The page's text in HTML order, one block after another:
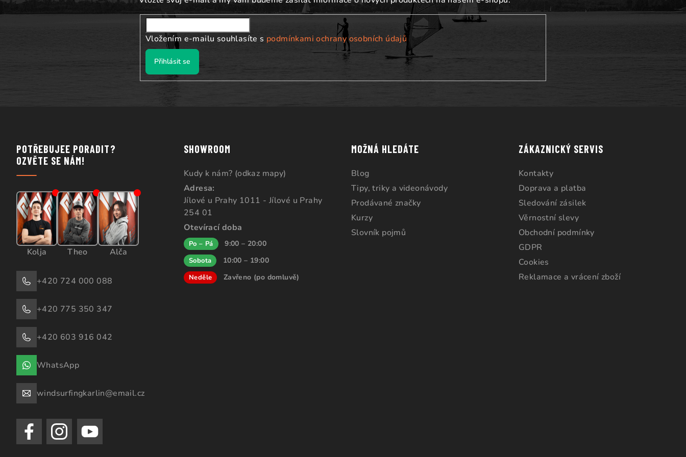
s
u
í
Vložením e-mailu souhlasíte s podmínkami ochrany osobních údajů
Přihlásit se
POTŘEBUJEE PORADIT?
OZVĚTE SE NÁM!
Kolja Theo Alča
+420 724 000 088
+420 775 350 347
+420 603 916 042
WhatsApp
windsurfingkarlin@email.cz
SHOWROOM
Kudy k nám? (odkaz mapy)
Adresa:
Jílové u Prahy 1011 - Jílové u Prahy
254 01
Otevírací doba
Po – Pá 9:00 – 20:00
Sobota 10:00 – 19:00
Neděle Zavřeno (po domluvě)
MOŽNÁ HLEDÁTE
Blog
Tipy, triky a videonávody
Prodávané značky
Kurzy
Slovník pojmů
ZÁKAZNICKÝ SERVIS
Kontakty
Doprava a platba
Sledování zásilek
Věrnostní slevy
Obchodní podmínky
GDPR
Cookies
Reklamace a vrácení zboží